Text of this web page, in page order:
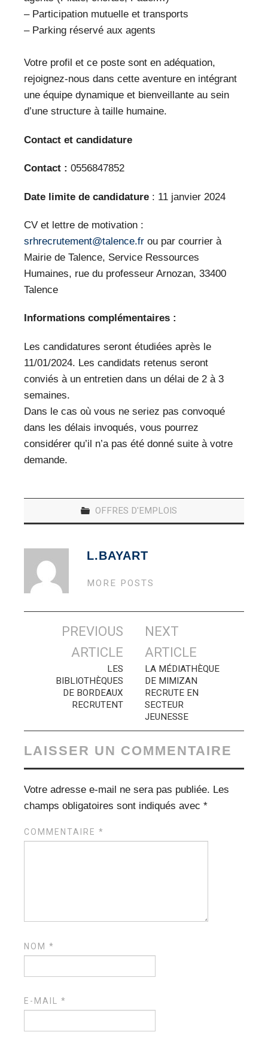
– Participation mutuelle et transports
– Parking réservé aux agents
Votre profil et ce poste sont en adéquation,
rejoignez-nous dans cette aventure en intégrant
une équipe dynamique et bienveillante au sein
d’une structure à taille humaine.
Contact et candidature
Contact :0556847852
Date limite de candidature : 11 janvier 2024
CV et lettre de motivation :
srhrecrutement@talence.fr ou par courrier à
Mairie de Talence, Service Ressources
Humaines, rue du professeur Arnozan, 33400
Talence
Informations complémentaires :
Les candidatures seront étudiées après le
11/01/2024. Les candidats retenus seront
conviés à un entretien dans un délai de 2 à 3
semaines.
Dans le cas où vous ne seriez pas convoqué
dans les délais invoqués, vous pourrez
considérer qu’il n’a pas été donné suite à votre
demande.
OFFRES D'EMPLOIS
L.BAYART
MORE POSTS
Navigation
PREVIOUS
ARTICLE
LES
BIBLIOTHÈQUES
DE BORDEAUX
RECRUTENT
NEXT
ARTICLE
LA MÉDIATHÈQUE
DE MIMIZAN
RECRUTE EN
SECTEUR
JEUNESSE
LAISSER UN COMMENTAIRE
Votre adresse e-mail ne sera pas publiée. Les
champs obligatoires sont indiqués avec*
COMMENTAIRE*
NOM*
E-MAIL*